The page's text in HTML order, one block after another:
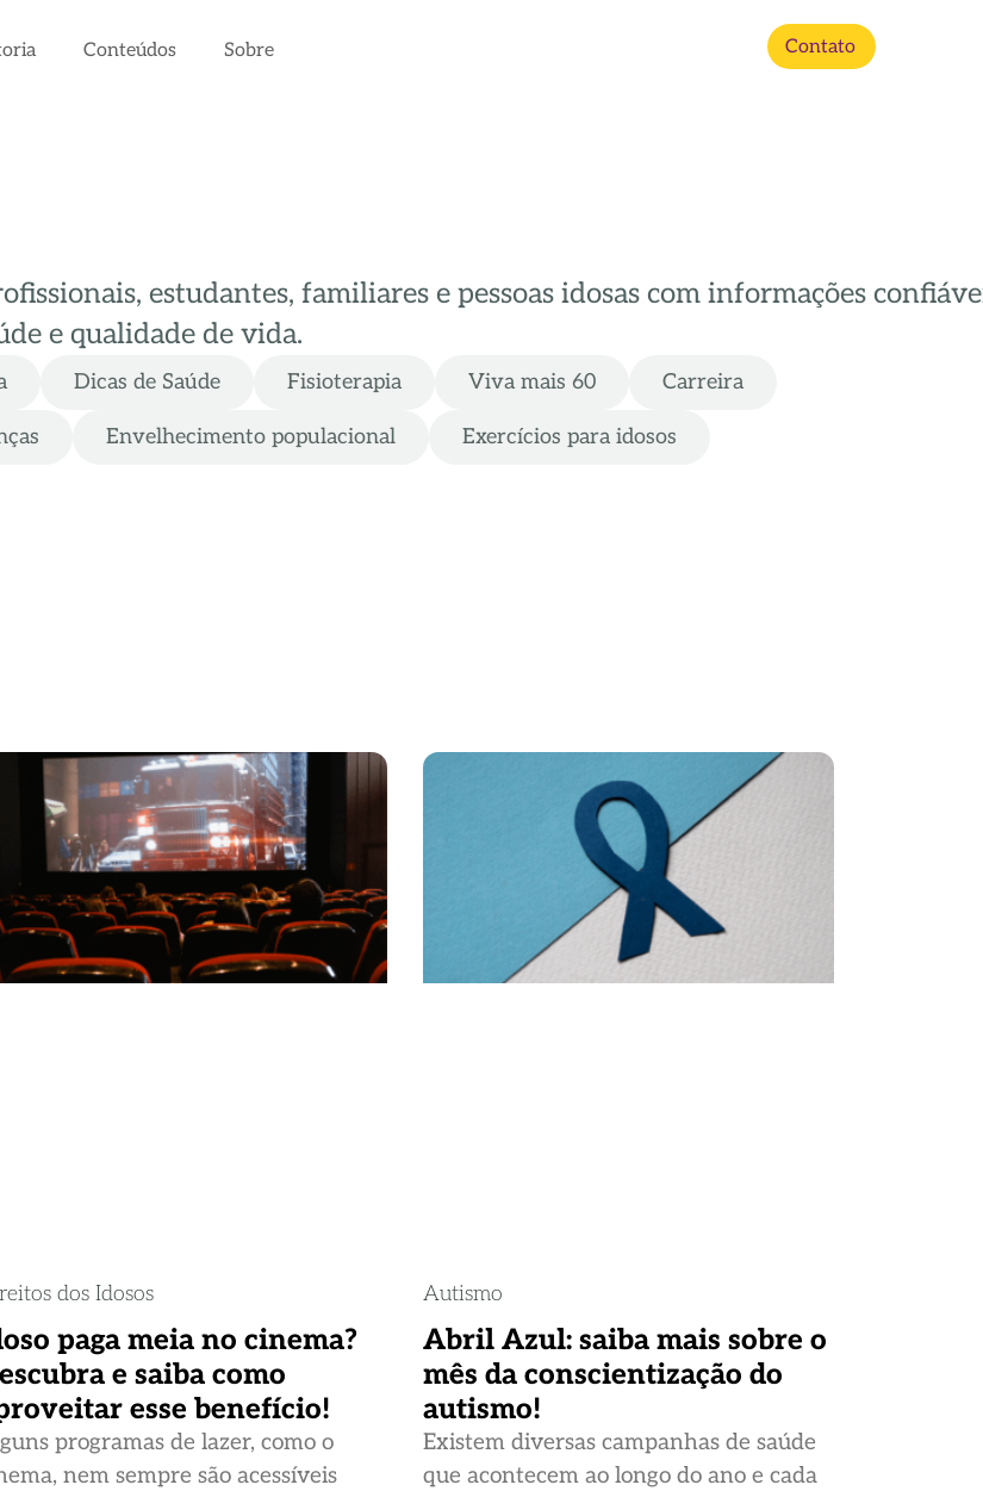
Conteúdos Sobre Contato
estudantes, familiares e pessoas idosas com informações
e qualidade de vida.
Dicas de Saúde Fisioterapia Viva mais 60 Carreira
Envelhecimento populacional Exercícios para idosos
dos Idosos
paga meia no cinema?
e saiba como
esse benefício!
programas de lazer, como o
nem sempre são acessíveis
Autismo
Abril Azul: saiba mais sobre o
mês da conscientização do
autismo!
Existem diversas campanhas de saúde
que acontecem ao longo do ano e cada